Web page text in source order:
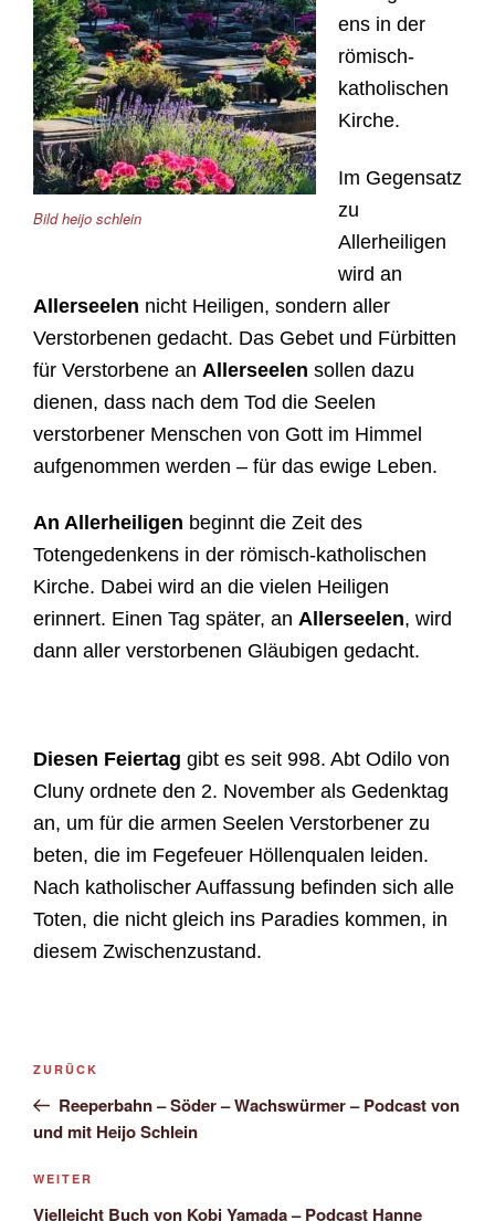
Bild heijo schlein
ens in der
römisch-
katholischen
Kirche.
Im Gegensatz
zu
Allerheiligen
wird an
Allerseelen nicht Heiligen, sondern aller
Verstorbenen gedacht. Das Gebet und Fürbitten
für Verstorbene an Allerseelen sollen dazu
dienen, dass nach dem Tod die Seelen
verstorbener Menschen von Gott im Himmel
aufgenommen werden – für das ewige Leben.
An Allerheiligen beginnt die Zeit des
Totengedenkens in der römisch-katholischen
Kirche. Dabei wird an die vielen Heiligen
erinnert. Einen Tag später, an Allerseelen, wird
dann aller verstorbenen Gläubigen gedacht.
Diesen Feiertag gibt es seit 998. Abt Odilo von
Cluny ordnete den 2. November als Gedenktag
an, um für die armen Seelen Verstorbener zu
beten, die im Fegefeuer Höllenqualen leiden.
Nach katholischer Auffassung befinden sich alle
Toten, die nicht gleich ins Paradies kommen, in
diesem Zwischenzustand.
Beitragsnavigation
Vorheriger
Beitrag
ZURÜCK
Reeperbahn – Söder – Wachswürmer – Podcast von
und mit Heijo Schlein
Nächster
Beitrag
WEITER
Vielleicht Buch von Kobi Yamada – Podcast Hanne